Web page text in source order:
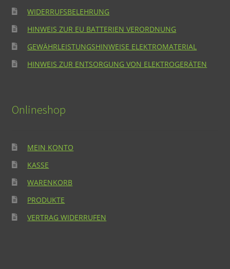
WIDERRUFSBELEHRUNG
HINWEIS ZUR EU BATTERIEN VERORDNUNG
GEWÄHRLEISTUNGSHINWEISE ELEKTROMATERIAL
HINWEIS ZUR ENTSORGUNG VON ELEKTROGERÄTEN
Onlineshop
MEIN KONTO
KASSE
WARENKORB
PRODUKTE
VERTRAG WIDERRUFEN